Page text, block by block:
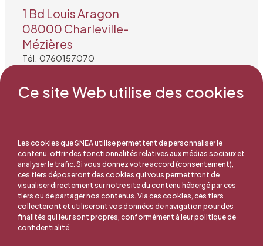
Ce site Web utilise des cookies
Les cookies que SNEA utilise permettent de personnaliser le
contenu, offrir des fonctionnalités relatives aux médias sociaux et
analyser le trafic. Si vous donnez votre accord (consentement),
ces tiers déposeront des cookies qui vous permettront de
visualiser directement sur notre site du contenu hébergé par ces
tiers ou de partager nos contenus. Via ces cookies, ces tiers
collecteront et utiliseront vos données de navigation pour des
finalités qui leur sont propres, conformément à leur politique de
confidentialité.
1 Bd Louis Aragon
08000 Charleville-
Mézières
Tél. 0760157070